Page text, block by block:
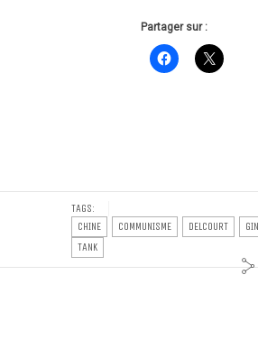
Partager sur :
TAGS:
CHINE
COMMUNISME DELCOURT GIN
TANK